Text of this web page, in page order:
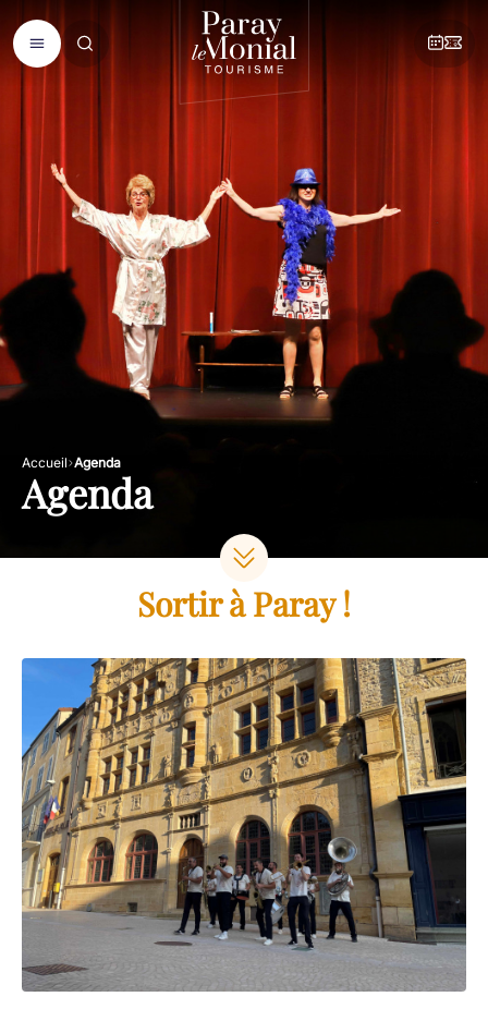
Accueil Agenda
Agenda
Sortir à Paray !